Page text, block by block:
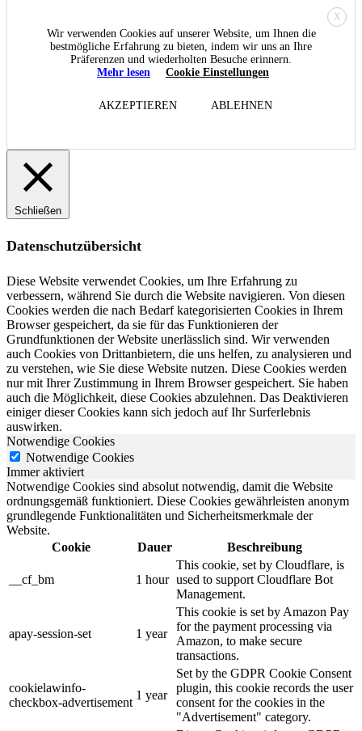
X
Wir verwenden Cookies auf unserer Website, um Ihnen die
bestmögliche Erfahrung zu bieten, indem wir uns an Ihre
Präferenzen und wiederholten Besuche erinnern.
Mehr lesen
Cookie Einstellungen
AKZEPTIEREN ABLEHNEN
Schließen
Datenschutzübersicht
Diese Website verwendet Cookies, um Ihre Erfahrung zu
verbessern, während Sie durch die Website navigieren. Von diesen
Cookies werden die nach Bedarf kategorisierten Cookies in Ihrem
Browser gespeichert, da sie für das Funktionieren der
Grundfunktionen der Website unerlässlich sind. Wir verwenden
auch Cookies von Drittanbietern, die uns helfen, zu analysieren und
zu verstehen, wie Sie diese Website nutzen. Diese Cookies werden
nur mit Ihrer Zustimmung in Ihrem Browser gespeichert. Sie haben
auch die Möglichkeit, diese Cookies abzulehnen. Das Deaktivieren
einiger dieser Cookies kann sich jedoch auf Ihr Surferlebnis
auswirken.
Notwendige Cookies
Notwendige Cookies
Immer aktiviert
Notwendige Cookies sind absolut notwendig, damit die Website
ordnungsgemäß funktioniert. Diese Cookies gewährleisten anonym
grundlegende Funktionalitäten und Sicherheitsmerkmale der
Website.
Cookie
Dauer Beschreibung
__cf_bm 1 hour
This cookie, set by Cloudflare, is
used to support Cloudflare Bot
Management.
apay-session-set 1 year
This cookie is set by Amazon Pay
for the payment processing via
Amazon, to make secure
transactions.
cookielawinfo-
checkbox-advertisement
1 year
Set by the GDPR Cookie Consent
plugin, this cookie records the user
consent for the cookies in the
"Advertisement" category.